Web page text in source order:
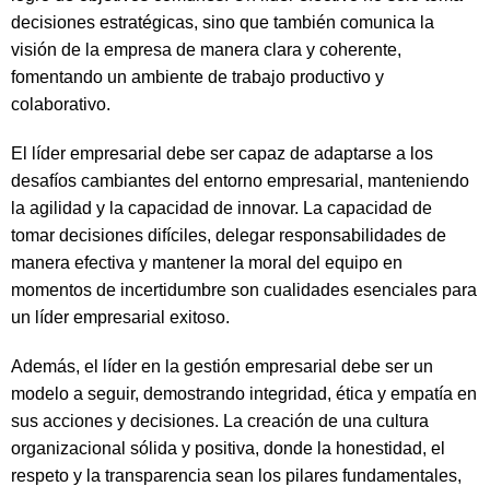
decisiones estratégicas, sino que también comunica la
visión de la empresa de manera clara y coherente,
fomentando un ambiente de trabajo productivo y
colaborativo.
El líder empresarial debe ser capaz de adaptarse a los
desafíos cambiantes del entorno empresarial, manteniendo
la agilidad y la capacidad de innovar. La capacidad de
tomar decisiones difíciles, delegar responsabilidades de
manera efectiva y mantener la moral del equipo en
momentos de incertidumbre son cualidades esenciales para
un líder empresarial exitoso.
Además, el líder en la gestión empresarial debe ser un
modelo a seguir, demostrando integridad, ética y empatía en
sus acciones y decisiones. La creación de una cultura
organizacional sólida y positiva, donde la honestidad, el
respeto y la transparencia sean los pilares fundamentales,